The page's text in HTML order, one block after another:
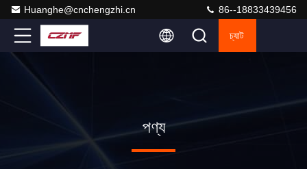
Huanghe@cnchengzhi.cn 86--18833439456
চ্যাট
পণ্য